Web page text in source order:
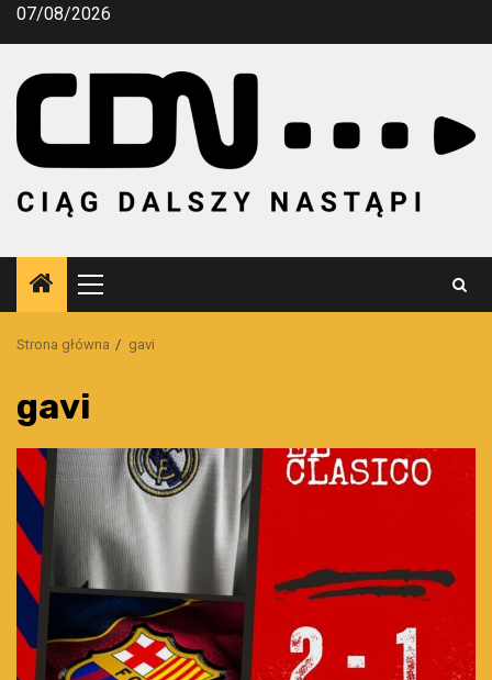
Przejdź
07/08/2026
Menu
główne
Strona główna gavi
gavi